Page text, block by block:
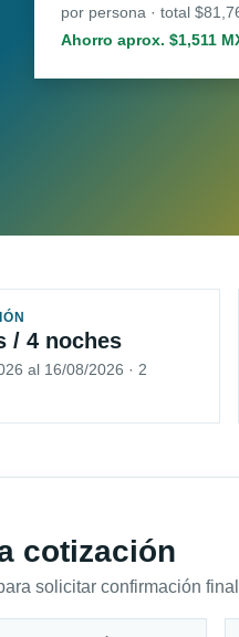
por persona · total
Ahorro aprox. $1,511
/ 4 noches
al 16/08/2026 · 2
cotización
solicitar confirmación